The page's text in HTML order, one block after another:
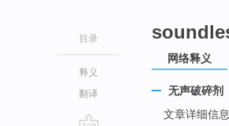
目录
释义
翻译
网络释义
无声破碎剂
文章详细信